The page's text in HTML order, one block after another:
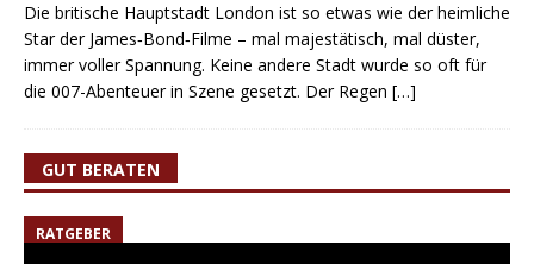
Die britische Hauptstadt London ist so etwas wie der heimliche
Star der James‑Bond‑Filme – mal majestätisch, mal düster,
immer voller Spannung. Keine andere Stadt wurde so oft für
die 007-Abenteuer in Szene gesetzt. Der Regen […]
GUT BERATEN
RATGEBER